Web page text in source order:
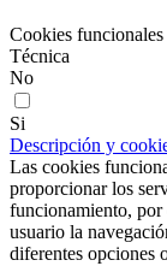
Cookies funcionales
Técnica
No
Si
Descripción y
Las cookies
proporcionar los
funcionamiento, por
usuario la
diferentes opciones